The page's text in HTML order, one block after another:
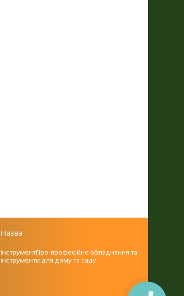
Назва
ІнструментПро-професійне обладнання та
інструменти для дому та саду